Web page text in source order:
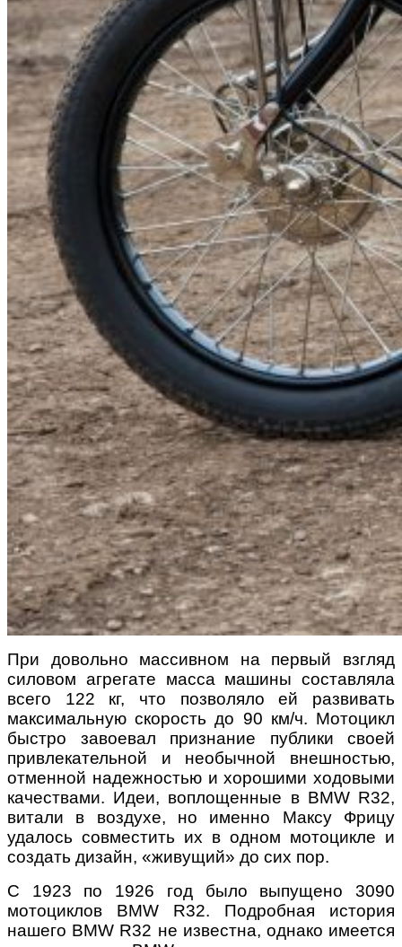
При довольно массивном на первый взгляд
силовом агрегате масса машины составляла
всего 122 кг, что позволяло ей развивать
максимальную скорость до 90 км/ч. Мотоцикл
быстро завоевал признание публики своей
привлекательной и необычной внешностью,
отменной надежностью и хорошими ходовыми
качествами. Идеи, воплощенные в BMW R32,
витали в воздухе, но именно Максу Фрицу
удалось совместить их в одном мотоцикле и
создать дизайн, «живущий» до сих пор.
С 1923 по 1926 год было выпущено 3090
мотоциклов BMW R32. Подробная история
нашего BMW R32 не известна, однако имеется